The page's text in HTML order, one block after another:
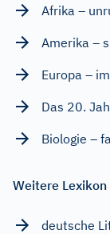
Afrika –
Amerika –
Europa –
Das 20.
Biologie –
Weitere
deutsche